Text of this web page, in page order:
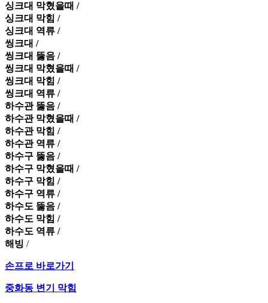
싱크대 막혔을때 /
싱크대 막힘 /
싱크대 역류 /
씽크대 /
씽크대 뚫음 /
씽크대 막혔을때 /
씽크대 막힘 /
씽크대 역류 /
하수관 뚫음 /
하수관 막혔을때 /
하수관 막힘 /
하수관 역류 /
하수구 뚫음 /
하수구 막혔을때 /
하수구 막힘 /
하수구 역류 /
하수도 뚫음 /
하수도 막힘 /
하수도 역류 /
해빙 /
손프로 바로가기
중화동 변기 막힘